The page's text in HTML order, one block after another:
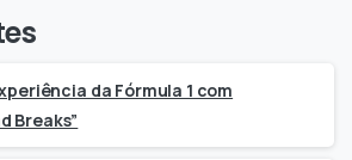
da Fórmula 1 com
Breaks”